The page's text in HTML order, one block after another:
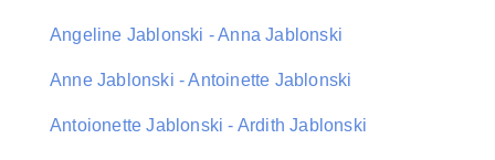
Angeline Jablonski - Anna Jablonski
Anne Jablonski - Antoinette Jablonski
Antoionette Jablonski - Ardith Jablonski